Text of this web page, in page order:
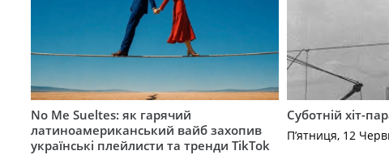
No Me Sueltes: як гарячий
латиноамериканський вайб захопив
українські плейлисти та тренди TikTok
Суботній хіт-
П’ятниця, 12